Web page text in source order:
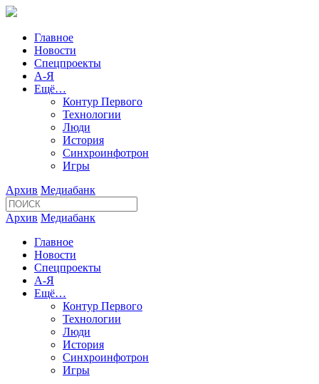
Главное
Новости
Спецпроекты
А-Я
Ещё…
Контур Первого
Технологии
Люди
История
Синхроинфотрон
Игры
Архив Медиабанк
Архив Медиабанк
Главное
Новости
Спецпроекты
А-Я
Ещё…
Контур Первого
Технологии
Люди
История
Синхроинфотрон
Игры